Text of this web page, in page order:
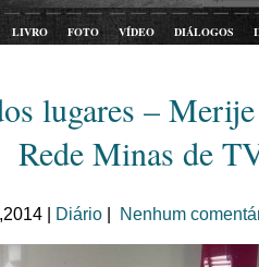
LIVRO FOTO VÍDEO DIÁLOGOS
lugares –
Rede Minas de
| Diário Nenhum